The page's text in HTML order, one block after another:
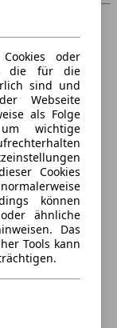
oder
die für die
sind und
Webseite
als Folge
wichtige
Cookies
können
ähnliche
Das
Tools kann